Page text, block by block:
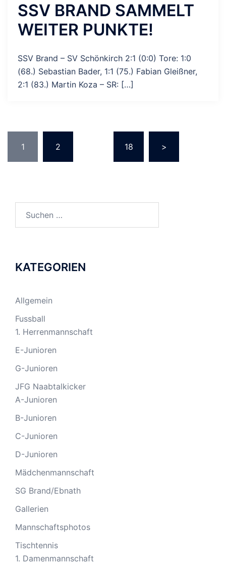
SSV BRAND SAMMELT
WEITER PUNKTE!
SSV Brand – SV Schönkirch 2:1 (0:0) Tore: 1:0
(68.) Sebastian Bader, 1:1 (75.) Fabian Gleißner,
2:1 (83.) Martin Koza – SR: […]
DER
BEITRÄGE
1 2 18 >
KATEGORIEN
Allgemein
Fussball
1. Herrenmannschaft
E-Junioren
G-Junioren
JFG Naabtalkicker
A-Junioren
B-Junioren
C-Junioren
D-Junioren
Mädchenmannschaft
SG Brand/Ebnath
Gallerien
Mannschaftsphotos
Tischtennis
1. Damenmannschaft